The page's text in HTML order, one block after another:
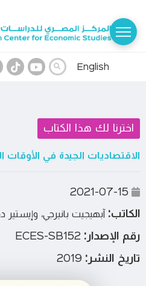
English
اخترنا لك هذا الكتاب
الاقتصاديات الجيدة في الأوقات
الكاتب: آبهيجيت بانيرجي، وإيستير
رقم الإصدار:
تاريخ النشر: